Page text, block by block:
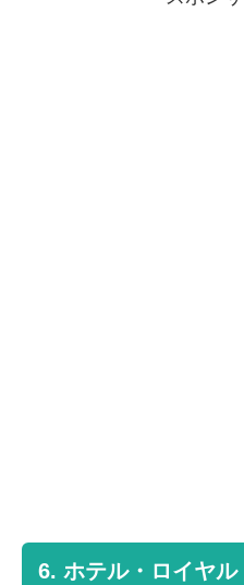
6. ホテル・ロイヤ